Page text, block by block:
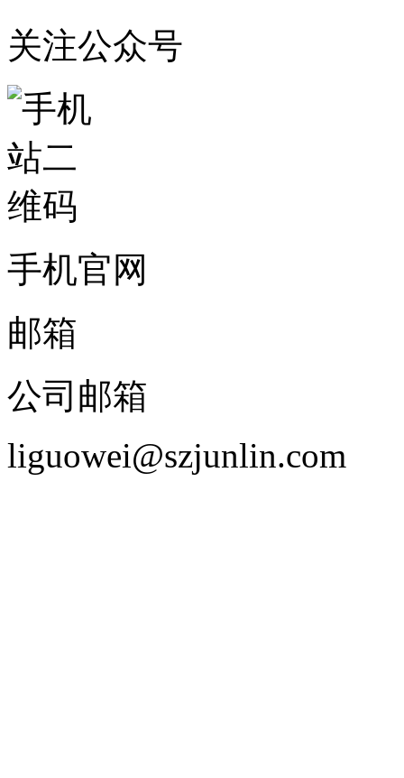
关注公众号
手机官网
邮箱
公司邮箱
liguowei@szjunlin.com